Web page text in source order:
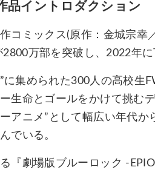
品イントロダクション
コミックス(原作：金城宗
万部を突破し、2022年
に集められた300人の高校生
生命とゴールをかけて挑む
アニメ”として幅広い年代
でいる。
『劇場版ブルーロック -